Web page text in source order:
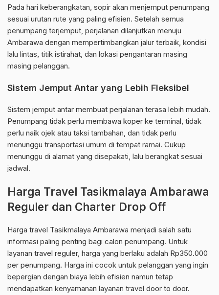
Pada hari keberangkatan, sopir akan menjemput penumpang
sesuai urutan rute yang paling efisien. Setelah semua
penumpang terjemput, perjalanan dilanjutkan menuju
Ambarawa dengan mempertimbangkan jalur terbaik, kondisi
lalu lintas, titik istirahat, dan lokasi pengantaran masing
masing pelanggan.
Sistem Jemput Antar yang Lebih Fleksibel
Sistem jemput antar membuat perjalanan terasa lebih mudah.
Penumpang tidak perlu membawa koper ke terminal, tidak
perlu naik ojek atau taksi tambahan, dan tidak perlu
menunggu transportasi umum di tempat ramai. Cukup
menunggu di alamat yang disepakati, lalu berangkat sesuai
jadwal.
Harga Travel Tasikmalaya Ambarawa
Reguler dan Charter Drop Off
Harga travel Tasikmalaya Ambarawa menjadi salah satu
informasi paling penting bagi calon penumpang. Untuk
layanan travel reguler, harga yang berlaku adalah Rp350.000
per penumpang. Harga ini cocok untuk pelanggan yang ingin
bepergian dengan biaya lebih efisien namun tetap
mendapatkan kenyamanan layanan travel door to door.